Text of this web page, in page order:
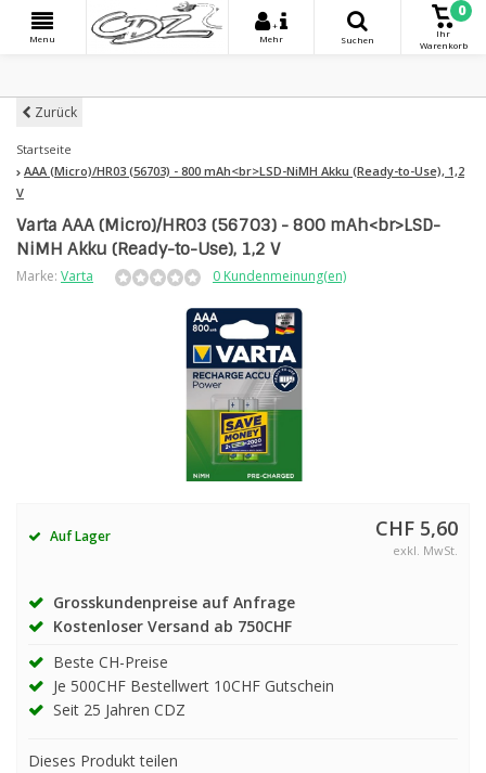
Menu
+
Mehr
Suchen
0
Ihr
Warenkorb
Zurück
Startseite
AAA (Micro)/HR03 (56703) - 800 mAh<br>LSD-NiMH Akku (Ready-to-Use), 1,2
V
Varta AAA (Micro)/HR03 (56703) - 800 mAh<br>LSD-
NiMH Akku (Ready-to-Use), 1,2 V
Marke: Varta 0 Kundenmeinung(en)
Auf Lager CHF 5,60
exkl. MwSt.
Grosskundenpreise auf Anfrage
Kostenloser Versand ab 750CHF
Beste CH-Preise
Je 500CHF Bestellwert 10CHF Gutschein
Seit 25 Jahren CDZ
Dieses Produkt teilen